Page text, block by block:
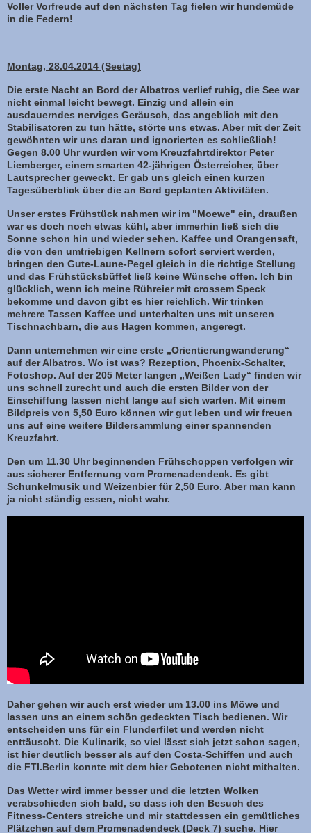
Voller Vorfreude auf den nächsten Tag fielen wir hundemüde
in die Federn!
Montag, 28.04.2014 (Seetag)
Die erste Nacht an Bord der Albatros verlief ruhig, die See war
nicht einmal leicht bewegt. Einzig und allein ein
ausdauerndes nerviges Geräusch, das angeblich mit den
Stabilisatoren zu tun hätte, störte uns etwas. Aber mit der Zeit
gewöhnten wir uns daran und ignorierten es schließlich!
Gegen 8.00 Uhr wurden wir vom Kreuzfahrtdirektor Peter
Liemberger, einem smarten 42-jährigen Österreicher, über
Lautsprecher geweckt. Er gab uns gleich einen kurzen
Tagesüberblick über die an Bord geplanten Aktivitäten.
Unser erstes Frühstück nahmen wir im "Moewe" ein, draußen
war es doch noch etwas kühl, aber immerhin ließ sich die
Sonne schon hin und wieder sehen. Kaffee und Orangensaft,
die von den umtriebigen Kellnern sofort serviert werden,
bringen den Gute-Laune-Pegel gleich in die richtige Stellung
und das Frühstücksbüffet ließ keine Wünsche offen. Ich bin
glücklich, wenn ich meine Rühreier mit crossem Speck
bekomme und davon gibt es hier reichlich. Wir trinken
mehrere Tassen Kaffee und unterhalten uns mit unseren
Tischnachbarn, die aus Hagen kommen, angeregt.
Dann unternehmen wir eine erste „Orientierungwanderung“
auf der Albatros. Wo ist was? Rezeption, Phoenix-Schalter,
Fotoshop. Auf der 205 Meter langen „Weißen Lady“ finden wir
uns schnell zurecht und auch die ersten Bilder von der
Einschiffung lassen nicht lange auf sich warten. Mit einem
Bildpreis von 5,50 Euro können wir gut leben und wir freuen
uns auf eine weitere Bildersammlung einer spannenden
Kreuzfahrt.
Den um 11.30 Uhr beginnenden Frühschoppen verfolgen wir
aus sicherer Entfernung vom Promenadendeck. Es gibt
Schunkelmusik und Weizenbier für 2,50 Euro. Aber man kann
ja nicht ständig essen, nicht wahr.
Daher gehen wir auch erst wieder um 13.00 ins Möwe und
lassen uns an einem schön gedeckten Tisch bedienen. Wir
entscheiden uns für ein Flunderfilet und werden nicht
enttäuscht. Die Kulinarik, so viel lässt sich jetzt schon sagen,
ist hier deutlich besser als auf den Costa-Schiffen und auch
die FTI.Berlin konnte mit dem hier Gebotenen nicht mithalten.
Das Wetter wird immer besser und die letzten Wolken
verabschieden sich bald, so dass ich den Besuch des
Fitness-Centers streiche und mir stattdessen ein gemütliches
Plätzchen auf dem Promenadendeck (Deck 7) suche. Hier